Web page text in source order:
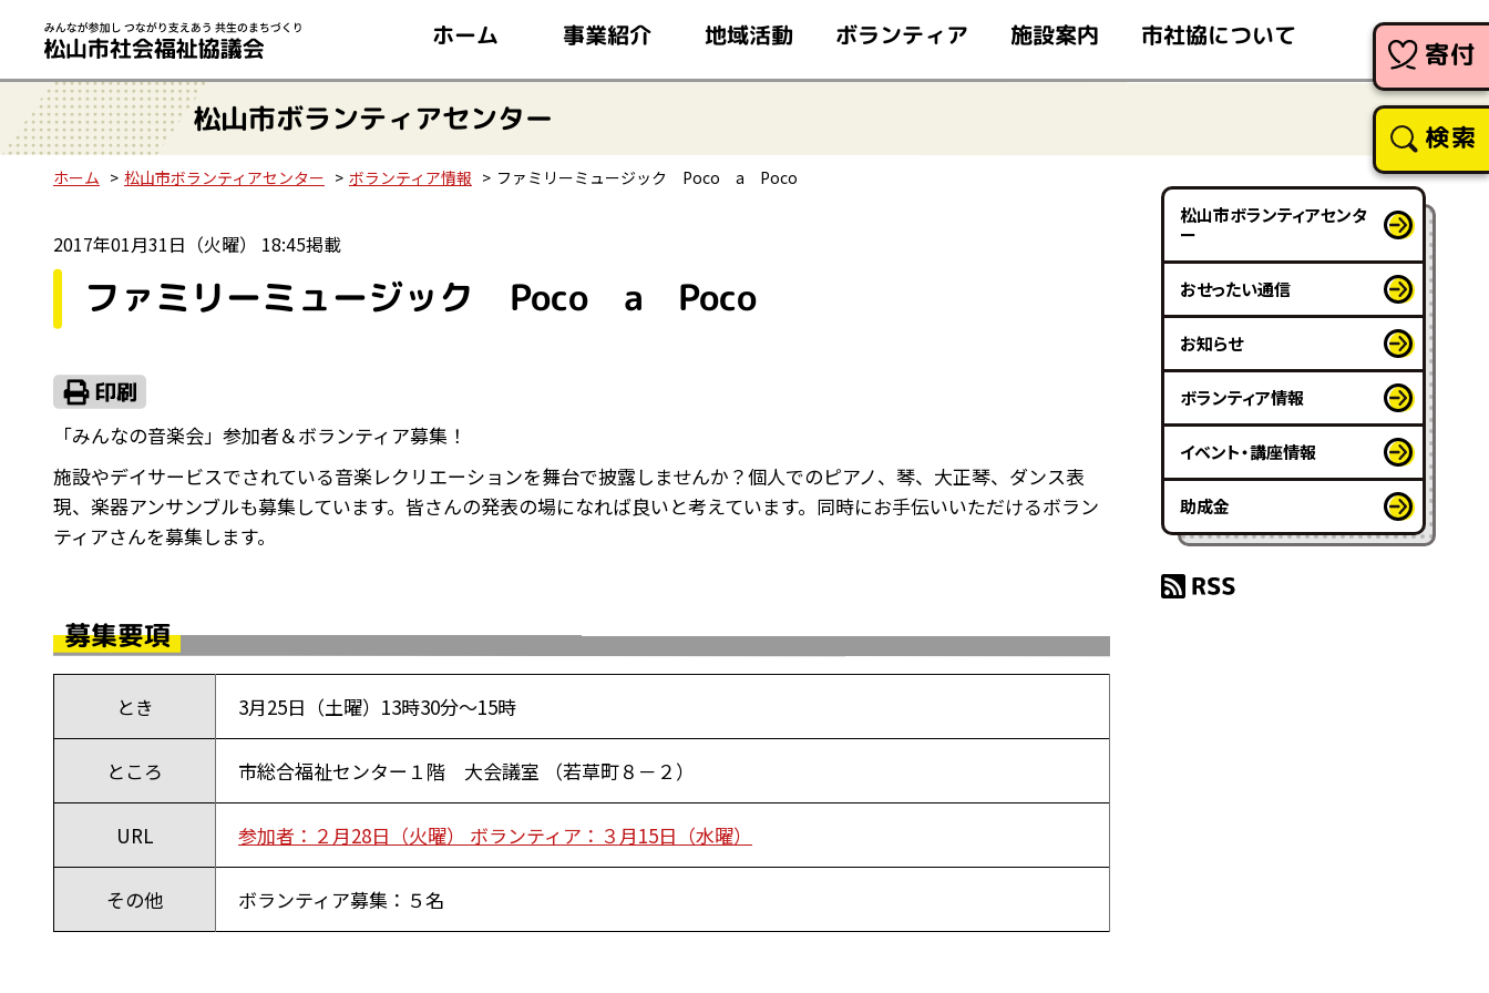
ホーム 事業紹介 地域活動 ボランティア 施設案内 市社協について
寄付
検索
松山市ボランティアセンター
ホーム 松山市ボランティアセンター ボランティア情報 ファミリーミュージック Poco a Poco
2017年01月31日（火曜） 18:45掲載
ファミリーミュージック Poco a Poco
「みんなの音楽会」参加者＆ボランティア募集！
施設やデイサービスでされている音楽レクリエーションを舞台で披露しませんか？個人でのピアノ、琴、大正琴、ダンス表
現、楽器アンサンブルも募集しています。皆さんの発表の場になれば良いと考えています。同時にお手伝いいただけるボラン
ティアさんを募集します。
募集要項
とき 3月25日（土曜）13時30分～15時
ところ 市総合福祉センター１階 大会議室 （若草町８－２）
URL 参加者：２月28日（火曜） ボランティア：３月15日（水曜）
その他 ボランティア募集：５名
松山市ボランティアセンタ
ー
おせったい通信
お知らせ
ボランティア情報
イベント・講座情報
助成金